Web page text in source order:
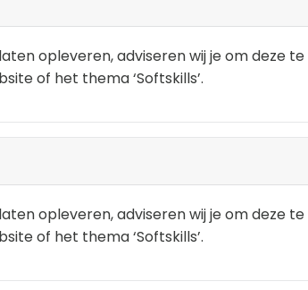
opleveren, adviseren wij je om deze
of het thema ‘Softskills’.
opleveren, adviseren wij je om deze
of het thema ‘Softskills’.